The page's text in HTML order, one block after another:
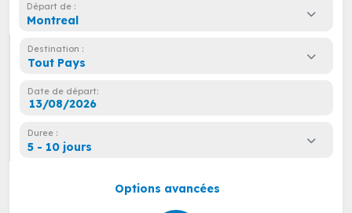
Départ de :
Montreal
Destination :
Tout Pays
Date de départ:
Duree :
5 - 10 jours
Options avancées